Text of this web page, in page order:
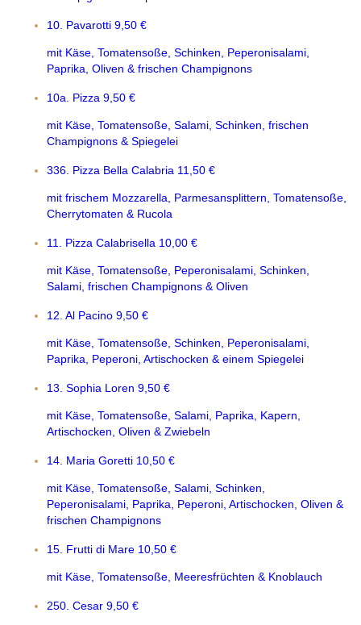
10. Pavarotti 9,50 €
mit Käse, Tomatensoße, Schinken, Peperonisalami,
Paprika, Oliven & frischen Champignons
10a. Pizza 9,50 €
mit Käse, Tomatensoße, Salami, Schinken, frischen
Champignons & Spiegelei
336. Pizza Bella Calabria 11,50 €
mit frischem Mozzarella, Parmesansplittern, Tomatensoße,
Cherrytomaten & Rucola
11. Pizza Calabrisella 10,00 €
mit Käse, Tomatensoße, Peperonisalami, Schinken,
Salami, frischen Champignons & Oliven
12. Al Pacino 9,50 €
mit Käse, Tomatensoße, Schinken, Peperonisalami,
Paprika, Peperoni, Artischocken & einem Spiegelei
13. Sophia Loren 9,50 €
mit Käse, Tomatensoße, Salami, Paprika, Kapern,
Artischocken, Oliven & Zwiebeln
14. Maria Goretti 10,50 €
mit Käse, Tomatensoße, Salami, Schinken,
Peperonisalami, Paprika, Peperoni, Artischocken, Oliven &
frischen Champignons
15. Frutti di Mare 10,50 €
mit Käse, Tomatensoße, Meeresfrüchten & Knoblauch
250. Cesar 9,50 €